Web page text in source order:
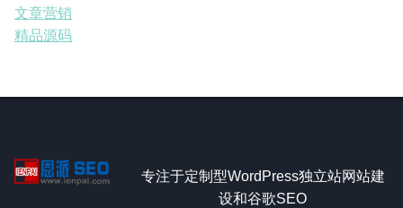
文章营销
精品源码
专注于定制型WordPress独立站网站建
设和谷歌SEO